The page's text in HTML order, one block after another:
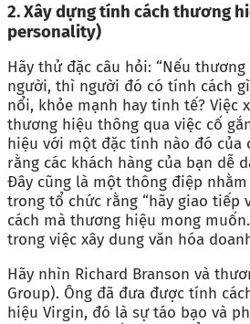
2. Xây dựng tính cách thương
personality)
Hãy thử đặc câu hỏi: “Nếu
người, thì người đó có tính cách
nổi, khỏe mạnh hay tinh tế? Việc
thương hiệu thông qua việc cố
hiệu với một đặc tính nào đó của
rằng các khách hàng của bạn dễ
Đây cũng là một thông điệp
trong tổ chức rằng “hãy giao tiếp
cách mà thương hiệu mong
trong việc xây dung văn hóa
Hãy nhìn Richard Branson và
Group). Ông đã đưa được tính
hiệu Virgin, đó là sự táo bạo và